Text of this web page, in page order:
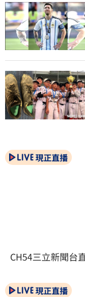
現正直播
CH54三立新聞台
現正直播